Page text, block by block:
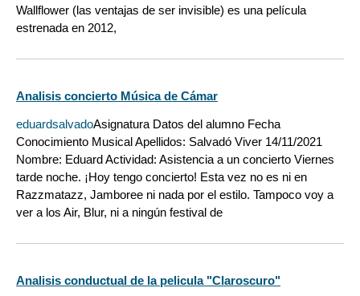
Wallflower (las ventajas de ser invisible) es una película
estrenada en 2012,
Analisis concierto Música de Cámar
eduardsalvadoAsignatura Datos del alumno Fecha
Conocimiento Musical Apellidos: Salvadó Viver 14/11/2021
Nombre: Eduard Actividad: Asistencia a un concierto Viernes
tarde noche. ¡Hoy tengo concierto! Esta vez no es ni en
Razzmatazz, Jamboree ni nada por el estilo. Tampoco voy a
ver a los Air, Blur, ni a ningún festival de
Analisis conductual de la pelicula "Claroscuro"